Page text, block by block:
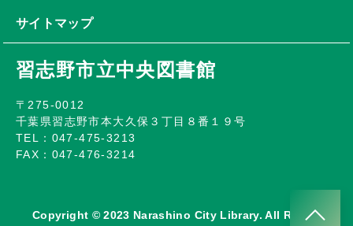
サイトマップ
習志野市立中央図書館
〒275-0012
千葉県習志野市本大久保３丁目８番１９号
TEL：047-475-3213
FAX：047-476-3214
Copyright © 2023 Narashino City Library. All Rights